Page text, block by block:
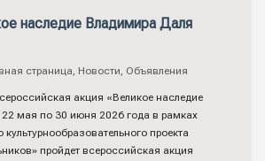
наследие Владимира Даля
страница, Новости, Объявления
акция «Великое наследие
мая по 30 июня 2026 года в рамках
проекта
пройдет всероссийская акция